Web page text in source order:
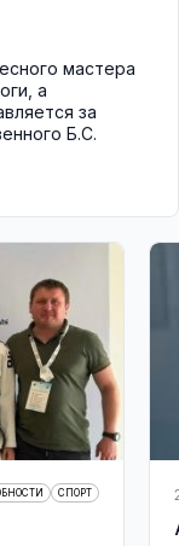
мастера
а
за
Б.С.
СПОРТ